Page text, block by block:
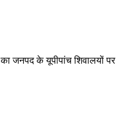
जनपद के यूपीपांच शिवालयों पर